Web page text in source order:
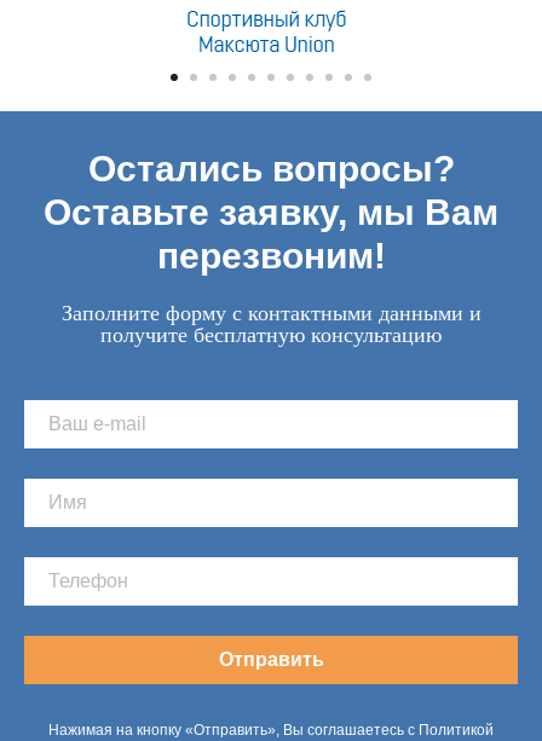
Остались вопросы?
Оставьте заявку, мы Вам
перезвоним!
Заполните форму с контактными данными и
получите бесплатную консультацию
Отправить
Нажимая на кнопку «Отправить», Вы соглашаетесь с Политикой